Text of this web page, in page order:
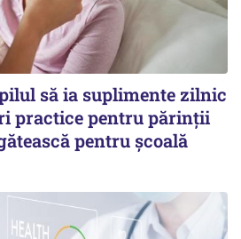
să ia suplimente zilnic
practice pentru părinții
pentru școală